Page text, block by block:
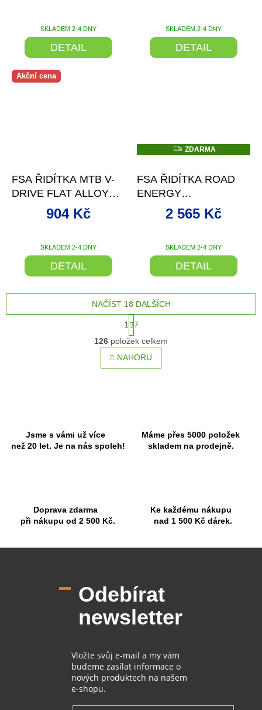
SKLADEM 2-4 DNY
DETAIL
SKLADEM 2-4 DNY
DETAIL
Akční cena
FSA ŘIDÍTKA MTB V-
DRIVE FLAT ALLOY
31.8X740 MM
SKLADEM 2-4 DNY
904 Kč
DETAIL
Z
D
R
M
A
ZDARMA
FSA ŘIDÍTKA ROAD
ENERGY
SUPERCOMPACT
ALLOY
SKLADEM 2-4 DNY
2 565 Kč
DETAIL
O
v
l
á
NAČÍST 18 DALŠÍCH
t
r
á
n
k
1
7
126 položek celkem
NAHORU
Jsme s vámi už více
než 20 let. Je na nás spoleh!
Máme přes 5000 položek
skladem na prodejně.
Doprava zdarma
při nákupu od 2 500 Kč.
Ke každému nákupu
nad 1 500 Kč dárek.
Odebírat
newsletter
Vložte svůj e-mail a my vám
budeme zasílat informace o
nových produktech na našem
e-shopu.